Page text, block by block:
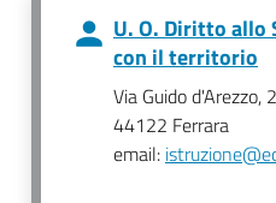
U. O. Diritto
con il territorio
Via Guido d'Arezzo, 2
44122 Ferrara
email: